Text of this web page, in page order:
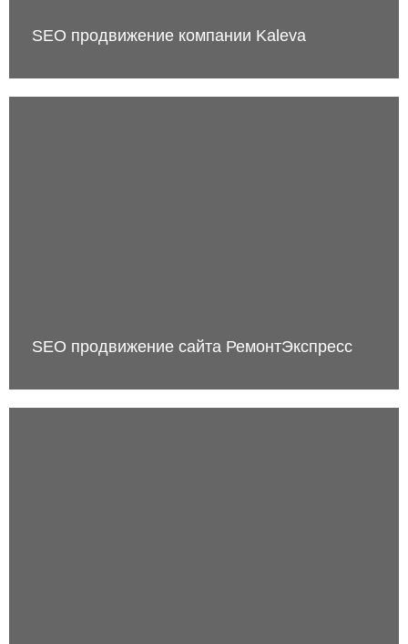
SEO продвижение компании Kaleva
SEO продвижение сайта РемонтЭкспресс